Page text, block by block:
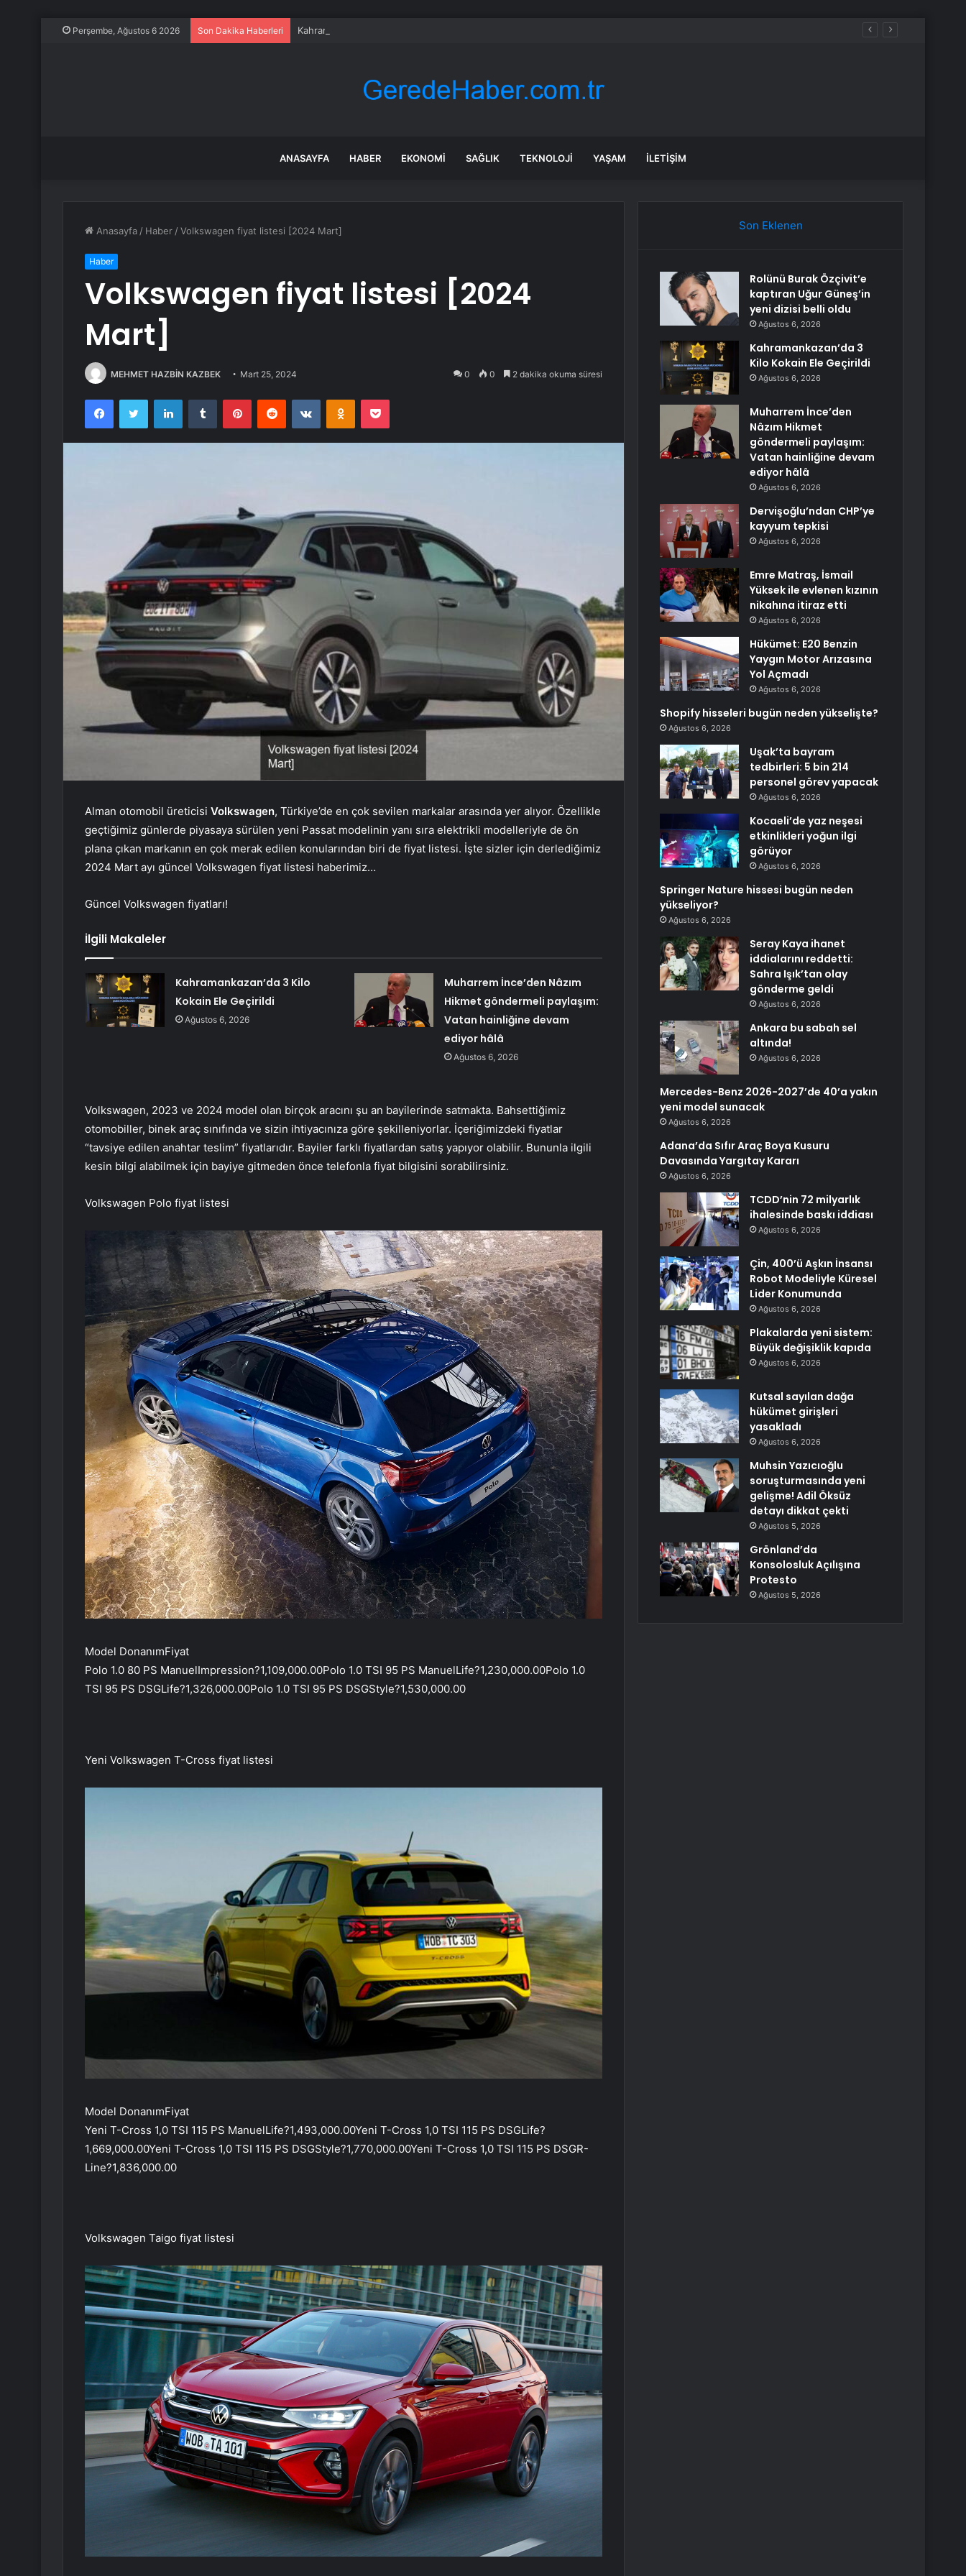
Perşembe, Ağustos 6 2026 Son Dakika Haberleri Kahramankazan’da 3 Kilo Kokain Ele Geçirildi
ANASAYFA HABER EKONOMI SAĞLIK TEKNOLOJI YAŞAM İLETIŞIM
Anasayfa / Haber /Volkswagen fiyat listesi [2024 Mart]
Haber
Volkswagen fiyat listesi [2024
Mart]
MEHMET HAZBİN KAZBEK Mart 25, 2024 0 0 2 dakika okuma süresi
FacebookTwitter LinkedInTumblr PinterestReddit VKontakteOdnoklassniki
Pocket
Alman otomobil üreticisi Volkswagen, Türkiye’de en çok sevilen markalar arasında yer alıyor. Özellikle
geçtiğimiz günlerde piyasaya sürülen yeni Passat modelinin yanı sıra elektrikli modelleriyle de ön
plana çıkan markanın en çok merak edilen konularından biri de fiyat listesi. İşte sizler için derlediğimiz
2024 Mart ayı güncel Volkswagen fiyat listesi haberimiz…
Güncel Volkswagen fiyatları!
İlgili Makaleler
Kahramankazan’da 3 Kilo
Kokain Ele Geçirildi
Ağustos 6, 2026
Muharrem İnce’den Nâzım
Hikmet göndermeli paylaşım:
Vatan hainliğine devam
ediyor hâlâ
Ağustos 6, 2026
Volkswagen, 2023 ve 2024 model olan birçok aracını şu an bayilerinde satmakta. Bahsettiğimiz
otomobiller, binek araç sınıfında ve sizin ihtiyacınıza göre şekilleniyorlar. İçeriğimizdeki fiyatlar
“tavsiye edilen anahtar teslim” fiyatlarıdır. Bayiler farklı fiyatlardan satış yapıyor olabilir. Bununla ilgili
kesin bilgi alabilmek için bayiye gitmeden önce telefonla fiyat bilgisini sorabilirsiniz.
Volkswagen Polo fiyat listesi
Model DonanımFiyat
Polo 1.0 80 PS ManuelImpression?1,109,000.00Polo 1.0 TSI 95 PS ManuelLife?1,230,000.00Polo 1.0
TSI 95 PS DSGLife?1,326,000.00Polo 1.0 TSI 95 PS DSGStyle?1,530,000.00
Yeni Volkswagen T-Cross fiyat listesi
Model DonanımFiyat
Yeni T-Cross 1,0 TSI 115 PS ManuelLife?1,493,000.00Yeni T-Cross 1,0 TSI 115 PS DSGLife?
1,669,000.00Yeni T-Cross 1,0 TSI 115 PS DSGStyle?1,770,000.00Yeni T-Cross 1,0 TSI 115 PS DSGR-
Line?1,836,000.00
Volkswagen Taigo fiyat listesi
Son Eklenen
Rolünü Burak Özçivit’e
kaptıran Uğur Güneş’in
yeni dizisi belli oldu
Ağustos 6, 2026
Kahramankazan’da 3
Kilo Kokain Ele Geçirildi
Ağustos 6, 2026
Muharrem İnce’den
Nâzım Hikmet
göndermeli paylaşım:
Vatan hainliğine devam
ediyor hâlâ
Ağustos 6, 2026
Dervişoğlu’ndan CHP’ye
kayyum tepkisi
Ağustos 6, 2026
Emre Matraş, İsmail
Yüksek ile evlenen kızının
nikahına itiraz etti
Ağustos 6, 2026
Hükümet: E20 Benzin
Yaygın Motor Arızasına
Yol Açmadı
Ağustos 6, 2026
Shopify hisseleri bugün neden yükselişte?
Ağustos 6, 2026
Uşak’ta bayram
tedbirleri: 5 bin 214
personel görev yapacak
Ağustos 6, 2026
Kocaeli’de yaz neşesi
etkinlikleri yoğun ilgi
görüyor
Ağustos 6, 2026
Springer Nature hissesi bugün neden
yükseliyor?
Ağustos 6, 2026
Seray Kaya ihanet
iddialarını reddetti:
Sahra Işık’tan olay
gönderme geldi
Ağustos 6, 2026
Ankara bu sabah sel
altında!
Ağustos 6, 2026
Mercedes-Benz 2026-2027’de 40’a yakın
yeni model sunacak
Ağustos 6, 2026
Adana’da Sıfır Araç Boya Kusuru
Davasında Yargıtay Kararı
Ağustos 6, 2026
TCDD’nin 72 milyarlık
ihalesinde baskı iddiası
Ağustos 6, 2026
Çin, 400’ü Aşkın İnsansı
Robot Modeliyle Küresel
Lider Konumunda
Ağustos 6, 2026
Plakalarda yeni sistem:
Büyük değişiklik kapıda
Ağustos 6, 2026
Kutsal sayılan dağa
hükümet girişleri
yasakladı
Ağustos 6, 2026
Muhsin Yazıcıoğlu
soruşturmasında yeni
gelişme! Adil Öksüz
detayı dikkat çekti
Ağustos 5, 2026
Grönland’da
Konsolosluk Açılışına
Protesto
Ağustos 5, 2026